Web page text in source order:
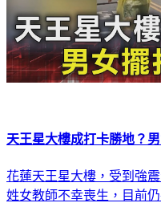
天王星大樓成打卡勝地？
花蓮天王星大樓，受到強
姓女教師不幸喪生，目前